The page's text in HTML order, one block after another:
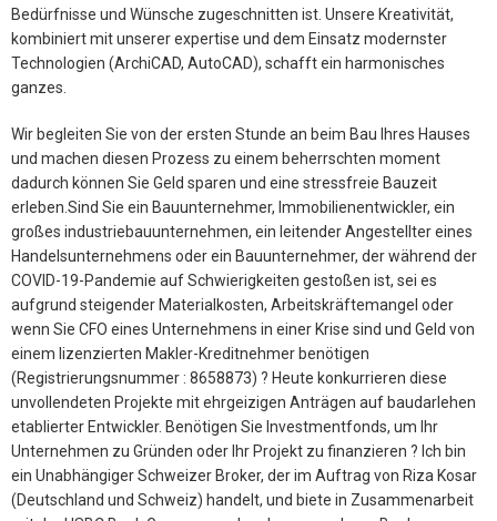
Bedürfnisse und Wünsche zugeschnitten ist. Unsere Kreativität,
kombiniert mit unserer expertise und dem Einsatz modernster
Technologien (ArchiCAD, AutoCAD), schafft ein harmonisches
ganzes.
Wir begleiten Sie von der ersten Stunde an beim Bau Ihres Hauses
und machen diesen Prozess zu einem beherrschten moment
dadurch können Sie Geld sparen und eine stressfreie Bauzeit
erleben.Sind Sie ein Bauunternehmer, Immobilienentwickler, ein
großes industriebauunternehmen, ein leitender Angestellter eines
Handelsunternehmens oder ein Bauunternehmer, der während der
COVID-19-Pandemie auf Schwierigkeiten gestoßen ist, sei es
aufgrund steigender Materialkosten, Arbeitskräftemangel oder
wenn Sie CFO eines Unternehmens in einer Krise sind und Geld von
einem lizenzierten Makler-Kreditnehmer benötigen
(Registrierungsnummer : 8658873) ? Heute konkurrieren diese
unvollendeten Projekte mit ehrgeizigen Anträgen auf baudarlehen
etablierter Entwickler. Benötigen Sie Investmentfonds, um Ihr
Unternehmen zu Gründen oder Ihr Projekt zu finanzieren ? Ich bin
ein Unabhängiger Schweizer Broker, der im Auftrag von Riza Kosar
(Deutschland und Schweiz) handelt, und biete in Zusammenarbeit